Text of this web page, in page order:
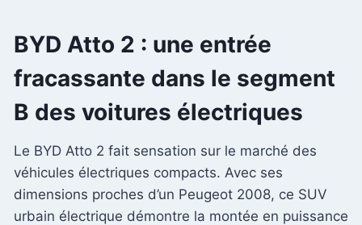
BYD Atto 2 : une entrée
fracassante dans le segment
B des voitures électriques
Le BYD Atto 2 fait sensation sur le marché des
véhicules électriques compacts. Avec ses
dimensions proches d’un Peugeot 2008, ce SUV
urbain électrique démontre la montée en puissance